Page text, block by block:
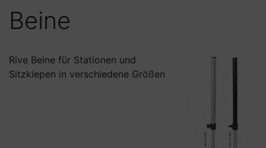
Beine
Rive Beine für Stationen und
Sitzkiepen in verschiedene Größen